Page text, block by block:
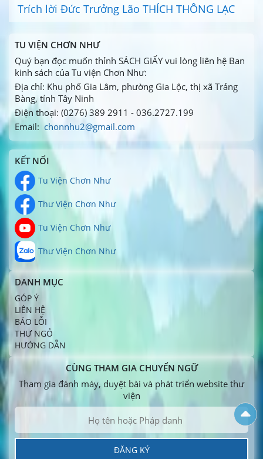
Trích lời Đức Trưởng Lão THÍCH THÔNG LẠC
TU VIỆN CHƠN NHƯ
Quý bạn đọc muốn thỉnh SÁCH GIẤY vui lòng liên hệ Ban
kinh sách của Tu viện Chơn Như:
Địa chỉ: Khu phố Gia Lâm, phường Gia Lộc, thị xã Trảng
Bàng, tỉnh Tây Ninh
Điện thoại: (0276) 389 2911 - 036.2727.199
Email: chonnhu2@gmail.com
KẾT NỐI
Tu Viện Chơn Như
Thư Viện Chơn Như
Tu Viện Chơn Như
Thư Viện Chơn Như
DANH MỤC
GÓP Ý
LIÊN HỆ
BÁO LỖI
THƯ NGỎ
HƯỚNG DẪN
CÙNG THAM GIA CHUYỂN NGỮ
Tham gia đánh máy, duyệt bài và phát triển website thư
viện
ĐĂNG KÝ